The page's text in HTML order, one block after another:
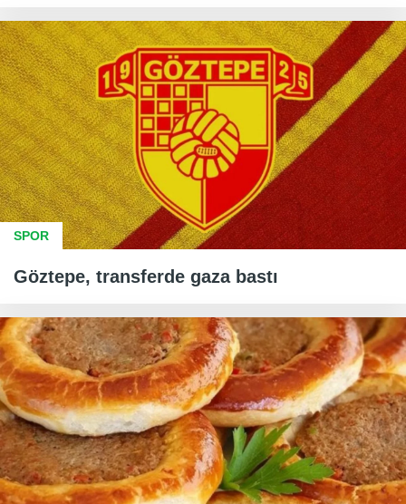
SPOR
Göztepe, transferde gaza bastı